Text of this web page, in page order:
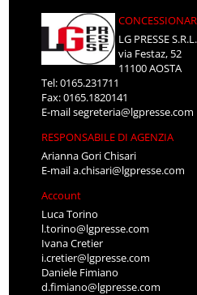
LG PRESSE S.R.L.
via Festaz, 52
11100 AOSTA
Tel: 0165.231711
Fax: 0165.1820141
E-mailsegreteria@lgpresse.com
RESPONSABILE DI AGENZIA
Arianna Gori Chisari
E-maila.chisari@lgpresse.com
Account
Luca Torino
l.torino@lgpresse.com
Ivana Cretier
i.cretier@lgpresse.com
Daniele Fimiano
d.fimiano@lgpresse.com